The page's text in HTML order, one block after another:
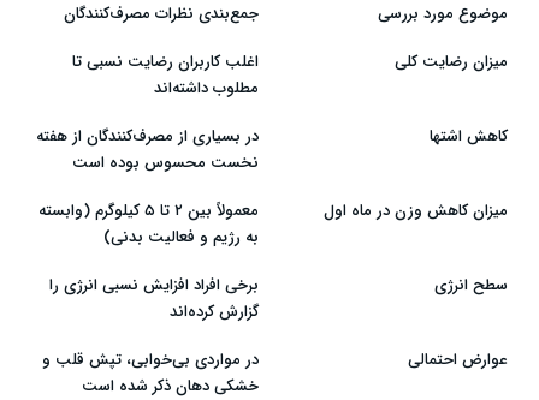
موضوع مورد بررسی
جمع‌بندی نظرات مصرف‌کنندگان
میزان رضایت کلی
اغلب کاربران رضایت نسبی تا
مطلوب داشته‌اند
کاهش اشتها
در بسیاری از مصرف‌کنندگان از هفته
نخست محسوس بوده است
میزان کاهش وزن در ماه اول
معمولاً بین ۲ تا ۵ کیلوگرم (وابسته
به رژیم و فعالیت بدنی)
سطح انرژی
برخی افراد افزایش نسبی انرژی را
گزارش کرده‌اند
عوارض احتمالی
در مواردی بی‌خوابی، تپش قلب و
خشکی دهان ذکر شده است